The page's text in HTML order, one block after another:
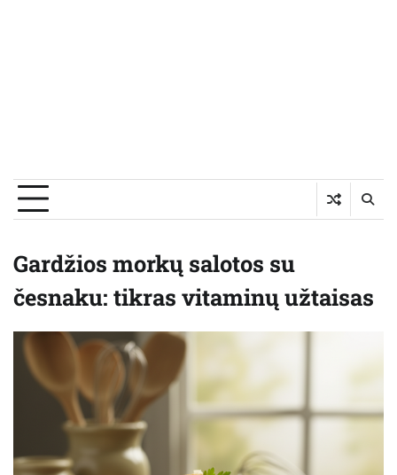
Gardžios morkų salotos su
česnaku: tikras vitaminų užtaisas